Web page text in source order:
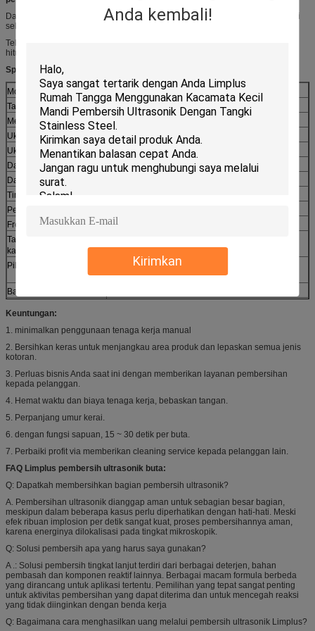
Anda kembali!
Kirimkan
Dalam operasi sapuan, frekuensi keluaran generator ultrasonik dimodulasi di
sekitar frekuensi pusat yang mungkin dapat disesuaikan.
Teknologi pembersihan ultrasonik menyelesaikan tugas pembersihan dalam
hitungan detik, hanya 15 ~ 30 detik per buta.
Spesifikasi:
Model nomor.
LS-6002 (dengan tangki ganda)
Tangki Ultrasonic
3000x220x400mm
Membilas Tank
3000x220x400mm
Ukuran unit
3200x680x850mm
Ukuran kotak kayu
3300x750x1000mm
Daya Ultrasonik
3000W / tangki ultrasonik
Daya pemanas
Timer:
Pemanas
Frekuensi
40 kHz
Tangki Ultrasonic
kapasitas
Pilihan
Rak pengeringan, Baki pengeringan, gelembung
udara
Bahan tangki
Keuntungan:
1. minimalkan penggunaan tenaga kerja manual
2. Bersihkan keras untuk menjangkau area produk dan lepaskan semua jenis
kotoran.
3. Perluas bisnis Anda saat ini dengan memberikan layanan pembersihan
kepada pelanggan.
4. Hemat waktu dan biaya tenaga kerja, bebaskan tangan.
5. Perpanjang umur kerai.
6. dengan fungsi sapuan, 15 ~ 30 detik per buta.
7. Perbaiki profit via memberikan cleaning service kepada pelanggan lain.
FAQ Limplus pembersih ultrasonik buta:
Q: Dapatkah membersihkan bagian pembersih ultrasonik?
A. Pembersihan ultrasonik dianggap aman untuk sebagian besar bagian,
meskipun dalam beberapa kasus perlu diperhatikan dengan hati-hati. Meski
efek ribuan implosion per detik sangat kuat, proses pembersihannya aman,
karena energinya dilokalisasi pada tingkat mikroskopik.
Q: Solusi pembersih apa yang harus saya gunakan?
A .: Solusi pembersih tingkat lanjut terdiri dari berbagai deterjen, bahan
pembasah dan komponen reaktif lainnya. Berbagai macam formula berbeda
yang dirancang untuk aplikasi tertentu. Pemilihan yang tepat sangat penting
untuk aktivitas pembersihan yang dapat diterima dan untuk mencegah reaksi
yang tidak diinginkan dengan benda kerja
Q: Bagaimana cara menghasilkan uang melalui pembersih ultrasonik Limplus?